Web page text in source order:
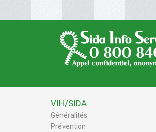
VIH/SIDA
Généralités
Prévention